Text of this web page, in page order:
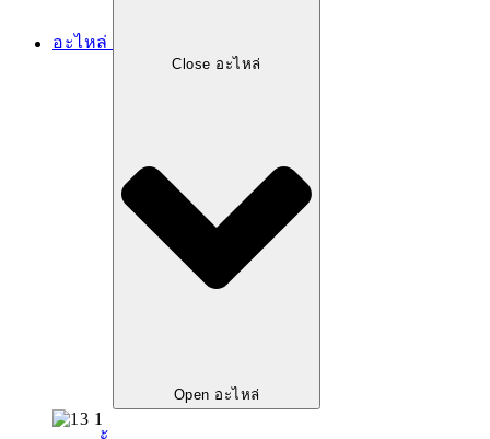
อะไหล่
Close อะไหล่
Open อะไหล่